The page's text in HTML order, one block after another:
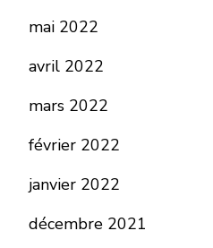
mai 2022
avril 2022
mars 2022
février 2022
janvier 2022
décembre 2021